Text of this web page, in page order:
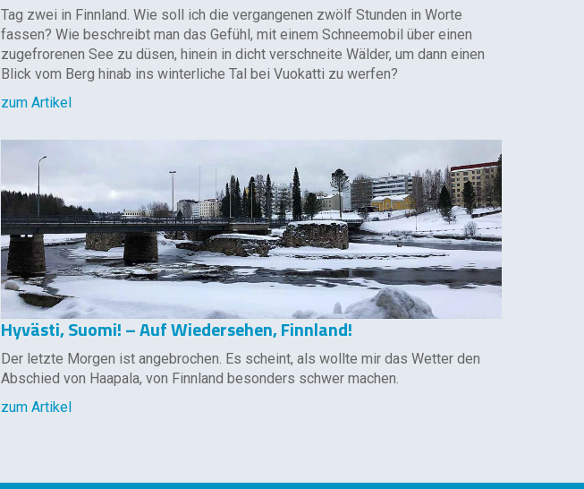
Tag zwei in Finnland. Wie soll ich die vergangenen zwölf Stunden in Worte
fassen? Wie beschreibt man das Gefühl, mit einem Schneemobil über einen
zugefrorenen See zu düsen, hinein in dicht verschneite Wälder, um dann einen
Blick vom Berg hinab ins winterliche Tal bei Vuokatti zu werfen?
zum Artikel
Hyvästi, Suomi! – Auf Wiedersehen, Finnland!
Der letzte Morgen ist angebrochen. Es scheint, als wollte mir das Wetter den
Abschied von Haapala, von Finnland besonders schwer machen.
zum Artikel